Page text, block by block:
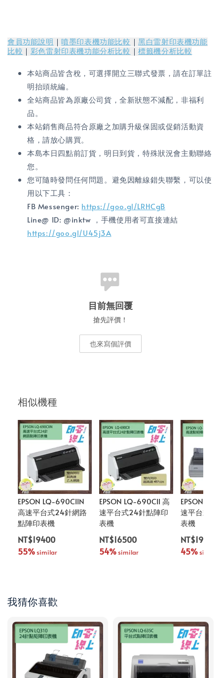
會員功能說明 ｜噴墨印表機功能比較 ｜黑白雷射印表機功能
比較 ｜ 彩色雷射印表機功能分析比較 ｜標籤機分析比較
本站商品皆含稅，可選擇開立三聯式發票，請在訂單註
明抬頭統編。
全站商品皆為原廠公司貨，全新狀態不減配，非福利
品。
本站銷售商品符合原廠之加購升級保固或促銷活動資
格，請放心購買。
本島本日四點前訂貨，明日到貨，特殊狀況會主動聯絡
您。
您可隨時發問任何問題。避免因離線錯失聯繫，可以使
用以下工具：
FB Messenger: https://goo.gl/LRHCgB
Line@ ID: @inktw ，手機使用者可直接連結
https://goo.gl/U45j3A
目前無回覆
搶先評價！
也來寫個評價
相似機種
EPSON LQ-690CIIN
高速平台式24針網路
點陣印表機
NT$19400
55% similar
EPSON LQ-690CII 高
速平台式24針點陣印
表機
NT$16500
54% similar
EPSON
速平台式
表機
NT$19000
45% similar
我猜你喜歡